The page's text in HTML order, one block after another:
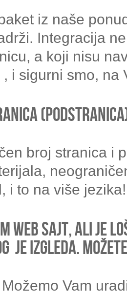
iz naše
Integracija
a koji nisu
i sigurni smo, na
broj stranica i
i to na više jezika!
web sajt, ali je
je izgleda.
Vam